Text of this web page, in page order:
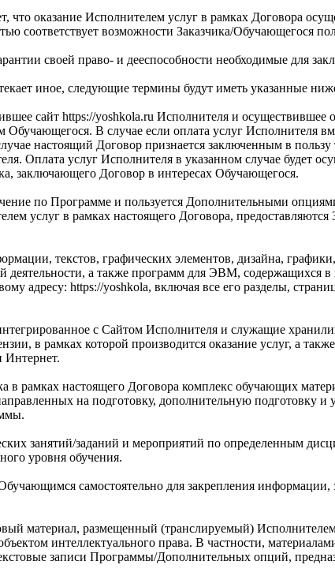
что оказание Исполнителем услуг в рамках Договора
соответствует возможности Заказчика/Обучающегося
своей право- и дееспособности необходимые для
иное, следующие термины будут иметь указанные
сайт https://yoshkola.ru Исполнителя и осуществившее
В случае если оплата услуг Исполнителя
настоящий Договор признается заключенным в пользу
Оплата услуг Исполнителя в указанном случае будет
заключающего Договор в интересах Обучающегося.
по Программе и пользуется Дополнительными
услуг в рамках настоящего Договора,
текстов, графических элементов, дизайна,
деятельности, а также программ для ЭВМ,
адресу: https://yoshkola, включая все его разделы,
с Сайтом Исполнителя и служащие
в рамках которой производится оказание услуг, а
Интернет.
в рамках настоящего Договора комплекс обучающих
на подготовку, дополнительную подготовку и
занятий/заданий и мероприятий по определенным
уровня обучения.
самостоятельно для закрепления
материал, размещенный (транслируемый)
интеллектуального права. В частности,
записи Программы/Дополнительных опций,